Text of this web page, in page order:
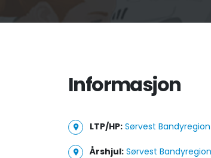
Informasjon
LTP/HP: Sørvest Bandyregion
Årshjul: Sørvest Bandyregion